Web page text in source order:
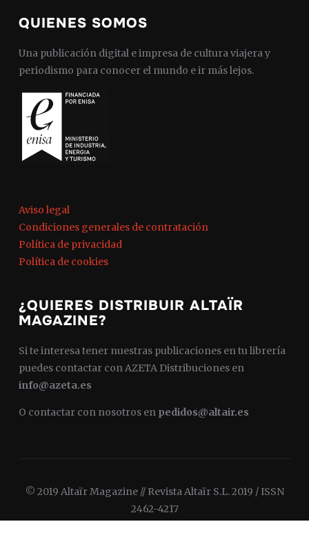
QUIENES SOMOS
Una publicación digital e impresa de cultura viajera y
periodismo para conocer el mundo e ir más lejos.
Aviso legal
Condiciones generales de contratación
Política de privacidad
Política de cookies
¿QUIERES DISTRIBUIR ALTAÏR
MAGAZINE?
Si te interesa tener nuestras publicaciones en tu librería
puedes contactar con AZETA Distribuciones en
info@azeta.es
O contactar con nosotros en pedidos@altair.es
© 2019 Altaïr Magazine // Revista Altaïr S.L. 2019 / ISSN
2462-4217